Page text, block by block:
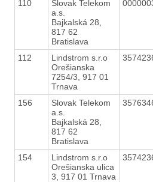
110
Slovak Telekom
a.s.
Bajkalská 28,
817 62
Bratislava
112
Lindstrom s.r.o
Orešianska
7254/3, 917 01
Trnava
156
Slovak Telekom
a.s.
Bajkalská 28,
817 62
Bratislava
154
Lindstrom s.r.o
Orešianska ulica
3, 917 01 Trnava